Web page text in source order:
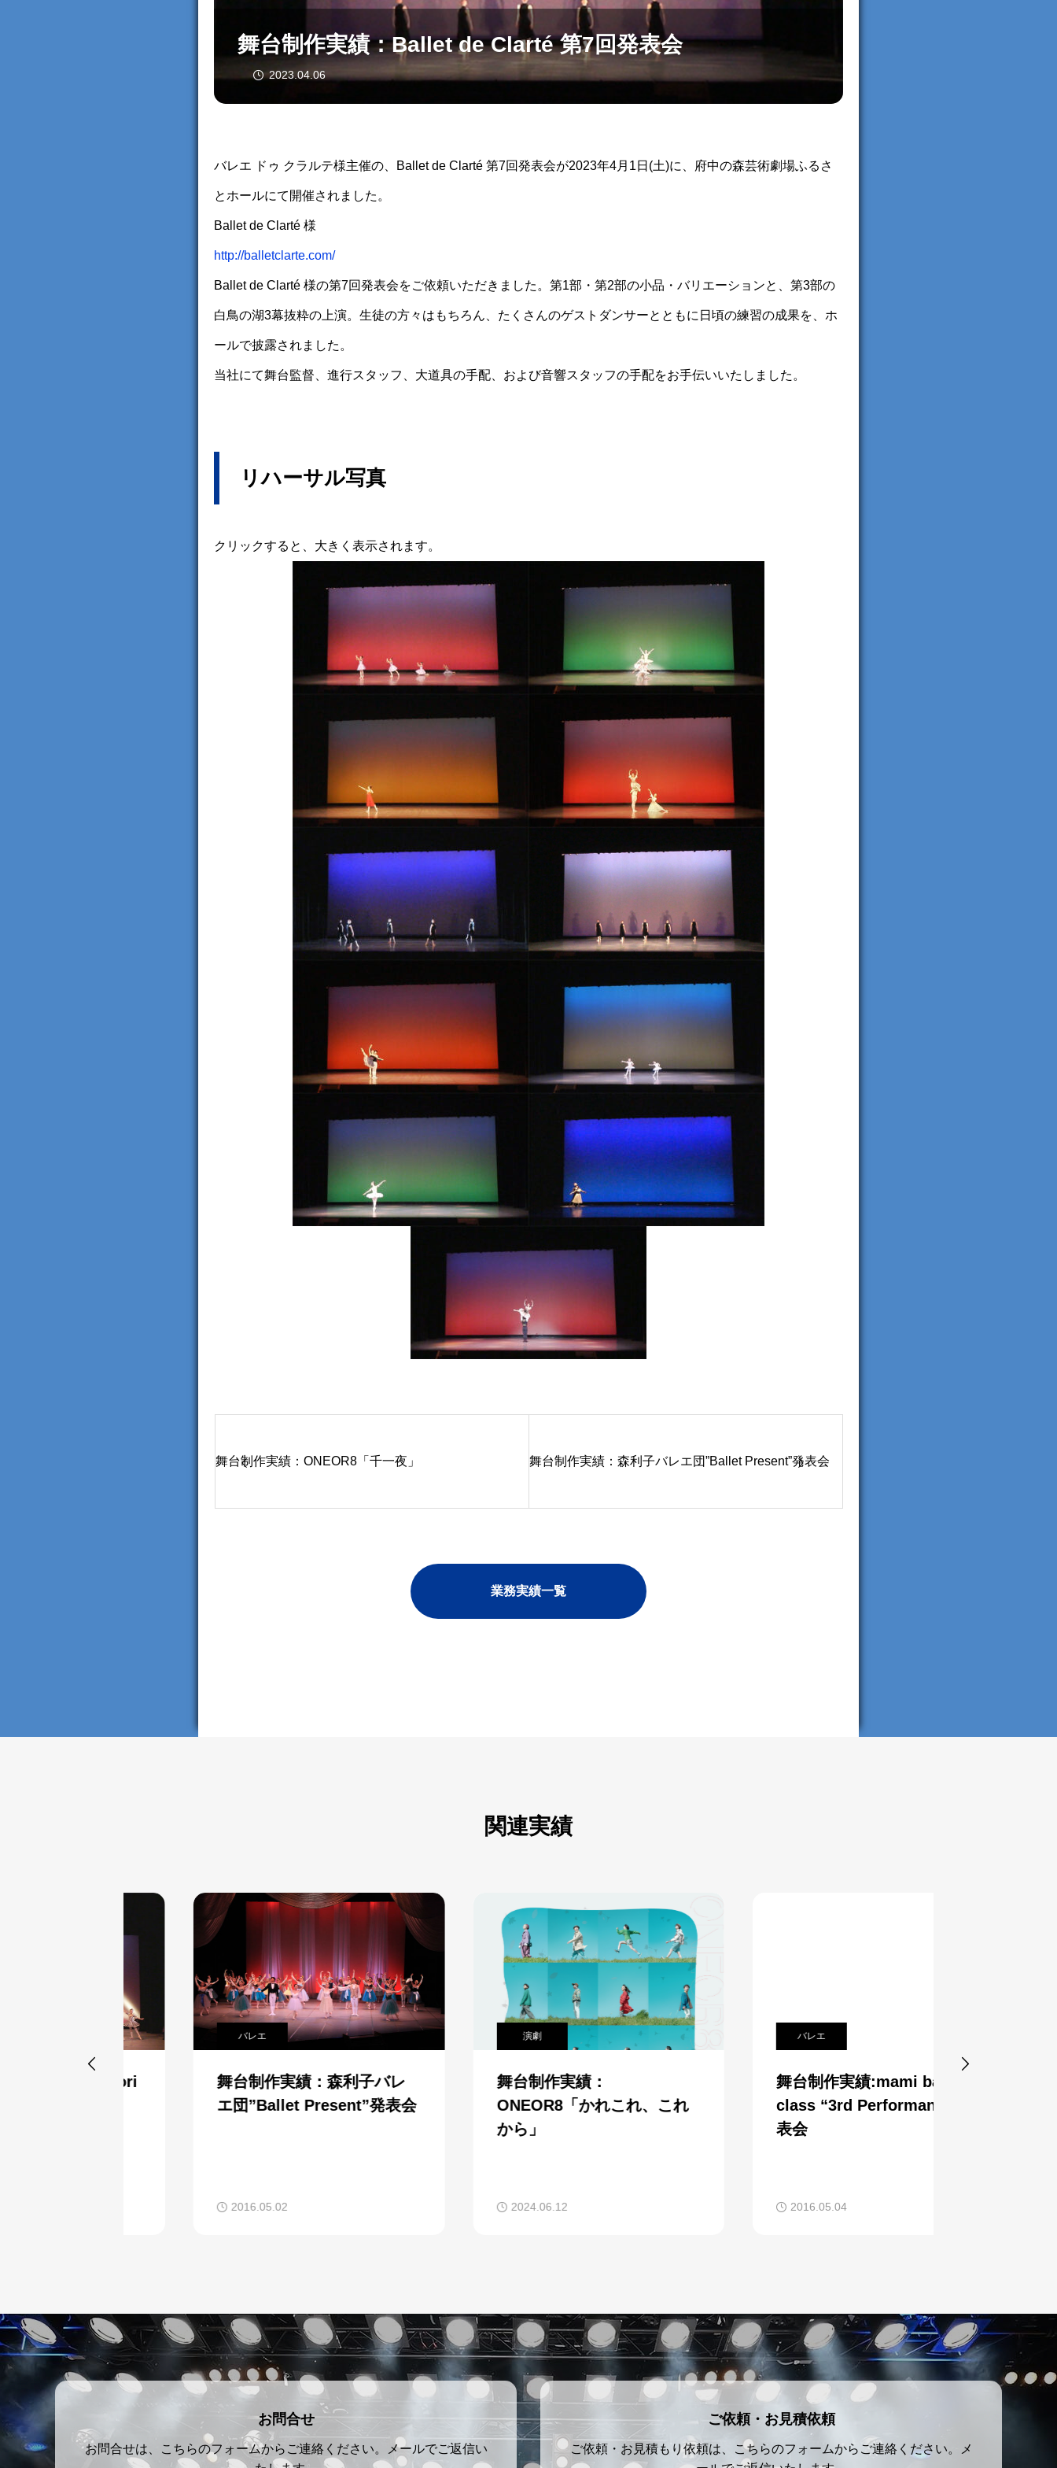
舞台制作実績：Ballet de Clarté 第7回発表会
2023.04.06
バレエ ドゥ クラルテ様主催の、Ballet de Clarté 第7回発表会が2023年4月1日(土)に、府中の森芸術劇場ふるさ
とホールにて開催されました。
Ballet de Clarté 様
http://balletclarte.com/
Ballet de Clarté 様の第7回発表会をご依頼いただきました。第1部・第2部の小品・バリエーションと、第3部の
白鳥の湖3幕抜粋の上演。生徒の方々はもちろん、たくさんのゲストダンサーとともに日頃の練習の成果を、ホ
ールで披露されました。
当社にて舞台監督、進行スタッフ、大道具の手配、および音響スタッフの手配をお手伝いいたしました。
リハーサル写真
クリックすると、大きく表示されます。
舞台制作実績：ONEOR8「千一夜」 舞台制作実績：森利子バレエ団”Ballet Present”発表会
業務実績一覧
関連実績
舞台制作実績：森利子バレ
エ団”Ballet Present”発表会
2016.05.02
舞台制作実績：
ONEOR8「かれこれ、これ
2024.06.12
舞台制作実績:mami ballet
class “3rd Performance”発
2016.05.04
 
お問合せ
お問合せは、こちらのフォームからご連絡ください。メールでご返信い
ご依頼・お見積依頼
ご依頼・お見積もり依頼は、こちらのフォームからご連絡ください。メ